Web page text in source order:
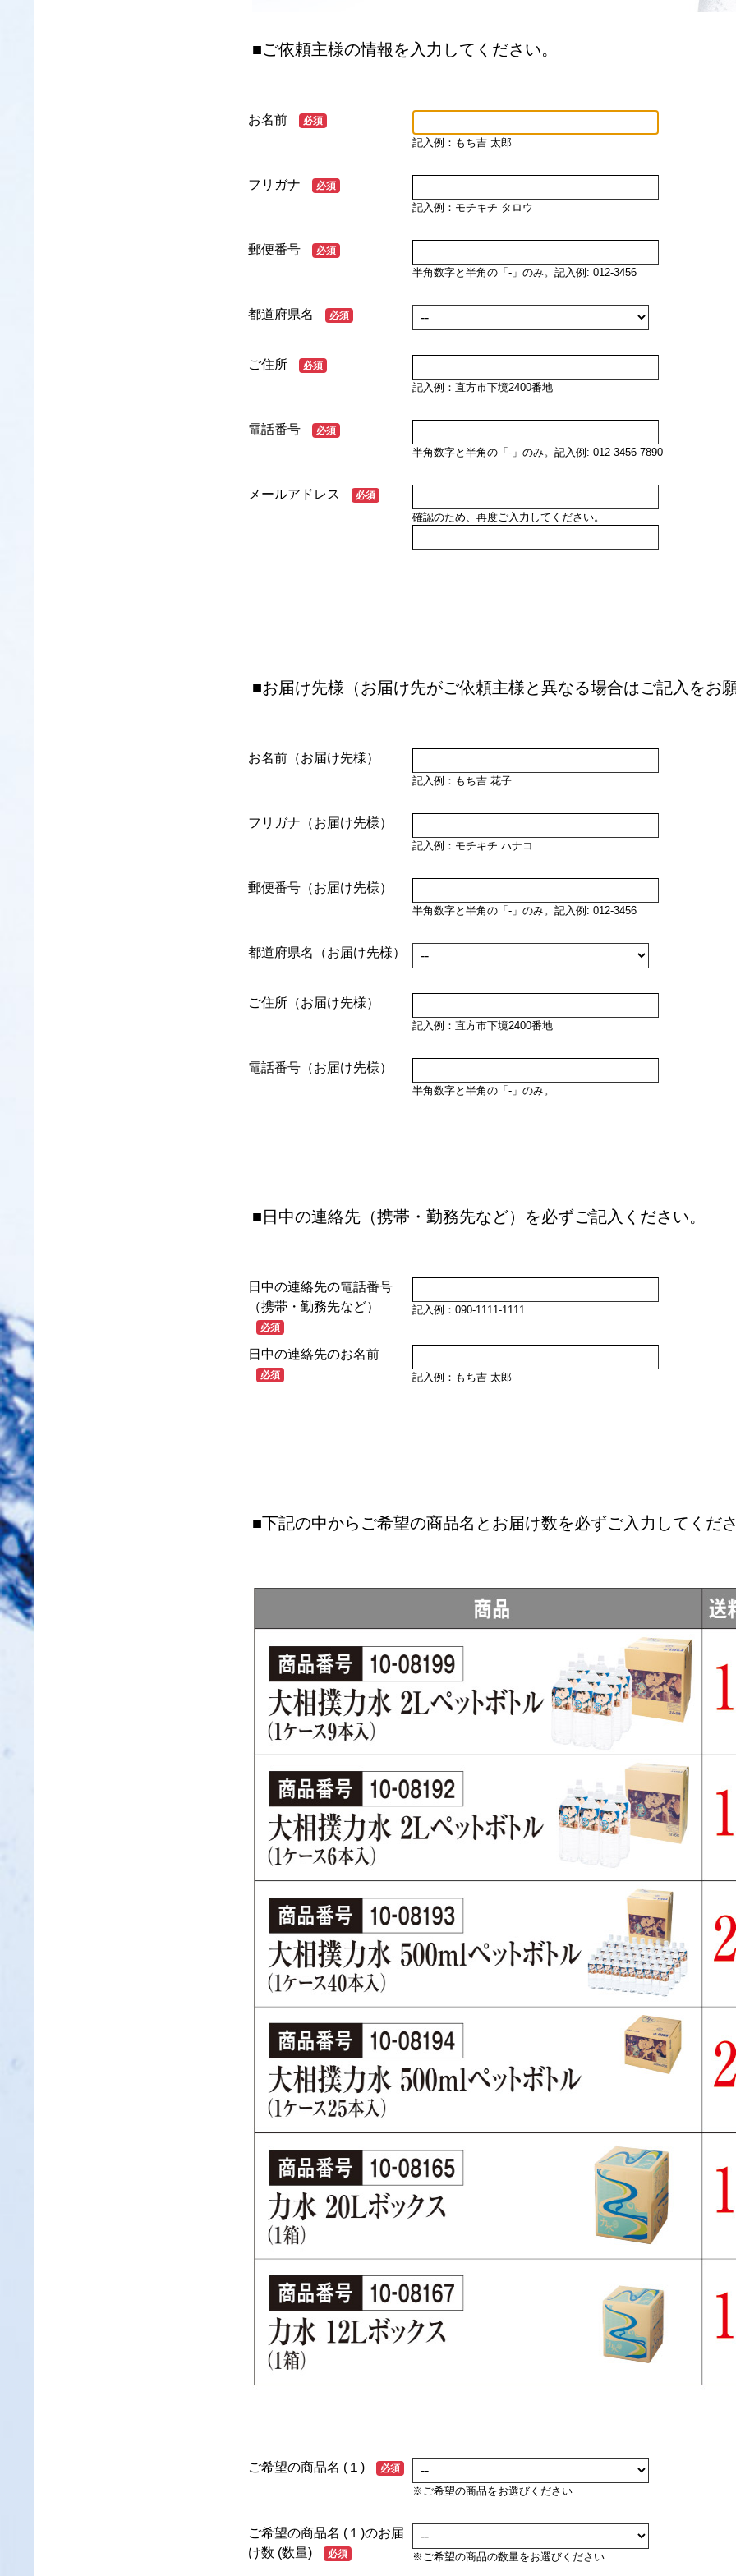
■ご依頼主様の情報を入力してください。
お名前 必須
記入例：もち吉 太郎
フリガナ 必須
記入例：モチキチ タロウ
郵便番号 必須
半角数字と半角の「-」のみ。記入例: 012-3456
都道府県名 必須
ご住所 必須
記入例：直方市下境2400番地
電話番号 必須
半角数字と半角の「-」のみ。記入例: 012-3456-7890
メールアドレス 必須
確認のため、再度ご入力してください。
■お届け先様（お届け先がご依頼主様と異なる場合はご記入をお
お名前（お届け先様）
記入例：もち吉 花子
フリガナ（お届け先様）
記入例：モチキチ ハナコ
郵便番号（お届け先様）
半角数字と半角の「-」のみ。記入例: 012-3456
都道府県名（お届け先様）
ご住所（お届け先様）
記入例：直方市下境2400番地
電話番号（お届け先様）
半角数字と半角の「-」のみ。
■日中の連絡先（携帯・勤務先など）を必ずご記入ください。
日中の連絡先の電話番号
（携帯・勤務先など）
必須
記入例：090-1111-1111
日中の連絡先のお名前
必須 記入例：もち吉 太郎
■下記の中からご希望の商品名とお届け数を必ずご入力してくだ
ご希望の商品名 (１) 必須
※ご希望の商品をお選びください
ご希望の商品名 (１)のお届
け数 (数量)
必須 ※ご希望の商品の数量をお選びください